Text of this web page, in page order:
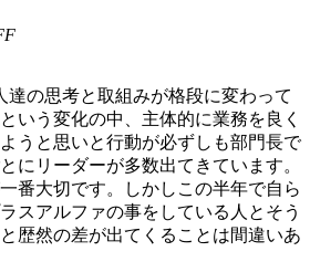
達の思考と取組みが格段に変わって
いう変化の中、主体的に業務を良く
うと思いと行動が必ずしも部門長で
にリーダーが多数出てきています。
番大切です。しかしこの半年で自ら
スアルファの事をしている人とそう
歴然の差が出てくることは間違いあ